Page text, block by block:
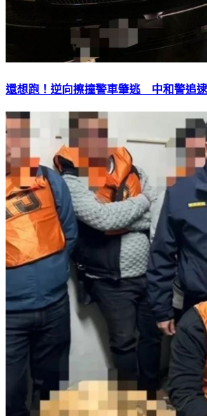
還想跑！逆向擦撞警車肇逃 中和警追逮